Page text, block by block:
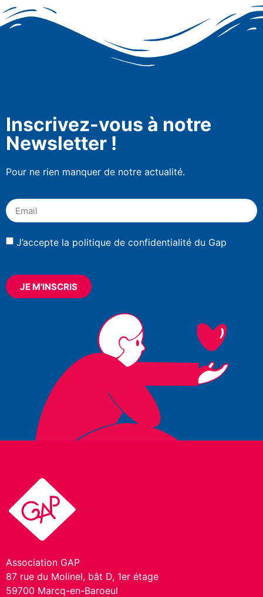
Inscrivez-vous à notre
Newsletter !
Pour ne rien manquer de notre actualité.
J’accepte la politique de confidentialité du Gap
JE M'INSCRIS
Association GAP
87 rue du Molinel, bât D, 1er étage
59700 Marcq-en-Baroeul